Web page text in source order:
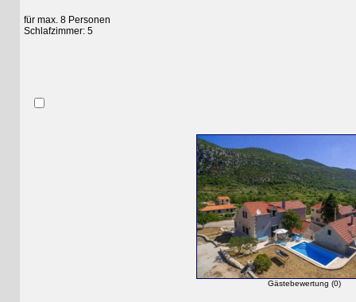
für max. 8 Personen
Schlafzimmer: 5
Gästebewertung (0)